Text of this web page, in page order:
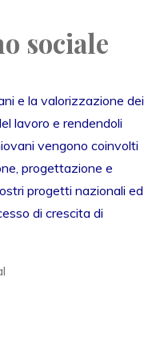
sociale
e la valorizzazione dei
lavoro e rendendoli
vengono coinvolti
progettazione e
progetti nazionali ed
di crescita di